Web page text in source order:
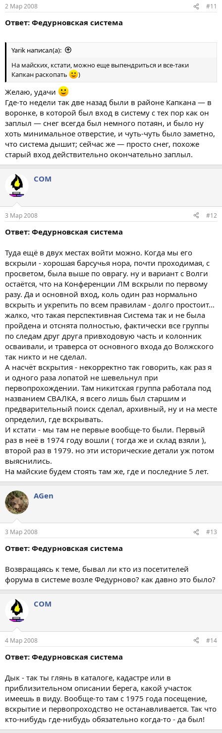
2 Мар 2008 #11
Ответ: Федурновская система
Yarik написал(а):
На майских, кстати, можно еще выпендриться и все-таки
Капкан раскопать
)
Желаю, удачи
Где-то недели так две назад были в районе Капкана — в
воронке, в которой был вход в систему с тех пор как он
заплыл — снег всегда был немного потаян, и было ну
хоть минимальное отверстие, и чуть-чуть было заметно,
что система дышит; сейчас же — просто снег, похоже
старый вход действительно окончательно заплыл.
COM
3 Мар 2008 #12
Ответ: Федурновская система
Туда ещё в двух местах войти можно. Когда мы его
вскрыли - хорошая барсучья нора, почти проходимая, с
просветом, была выше по оврагу. ну и вариант с Волги
остаётся, что на Конференции ЛМ вскрыли по первому
разу. Да и основной вход, коль один раз нормально
вскрыть и укрепить по всем правилам - долго простоит...
жалко, что такая перспективная Система так и не была
пройдена и отснята полностью, фактически все группы
по следам друг друга привходовую часть и колонник
осваивали, и траверса от основного входа до Волжского
так никто и не сделал.
А насчёт вскрытия - некорректно так говорить, как раз я
и одного раза лопатой не шевельнул при
первопрохождении. Там никитская группа работала под
названием СВАЛКА, я всего лишь был старшим и
предварительный поиск сделал, архивный, ну и на месте
определил, где вскрывать.
И кстати - мы там не первые вообще-то были. Первый
раз в неё в 1974 году вошли ( тогда же и склад взяли ),
второй раз в 1979. но эти исторические детали уж потом
выяснились.
На майские будем стоять там же, где и последние 5 лет.
AGen
3 Мар 2008 #13
Ответ: Федурновская система
Возвращаясь к теме, бывал ли кто из посетителей
форума в системе возле Федурново? как давно это было?
COM
4 Мар 2008 #14
Ответ: Федурновская система
Дык - так ты глянь в каталоге, кадастре или в
приблизительном описании берега, какой участок
имеешь в виду. Вообще-то там с 1975 года посещение,
вскрытие и первопроходство не останавливается. Так что
кто-нибудь где-нибудь обязательно когда-то - да был!